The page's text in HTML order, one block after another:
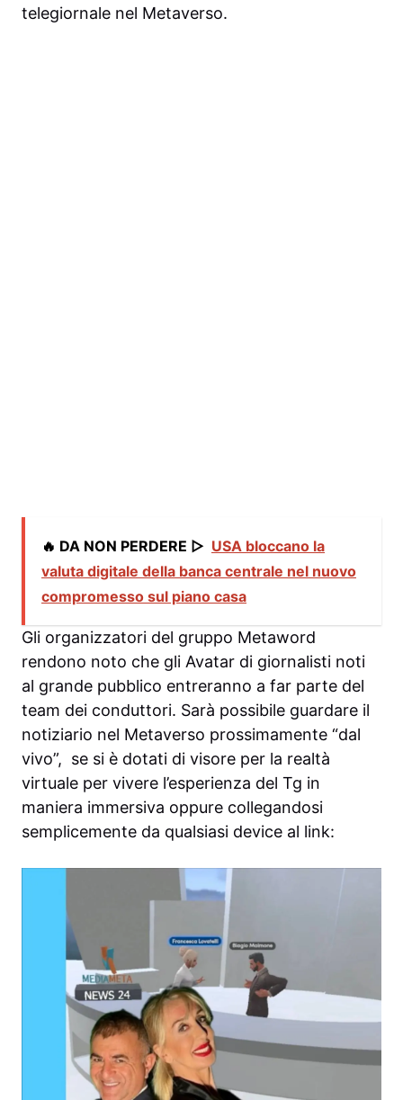
telegiornale nel Metaverso.
🔥 DA NON PERDERE ▷ USA bloccano la
valuta digitale della banca centrale nel nuovo
compromesso sul piano casa
Gli organizzatori del gruppo Metaword
rendono noto che gli Avatar di giornalisti noti
al grande pubblico entreranno a far parte del
team dei conduttori. Sarà possibile guardare il
notiziario nel Metaverso prossimamente “dal
vivo”, se si è dotati di visore per la realtà
virtuale per vivere l’esperienza del Tg in
maniera immersiva oppure collegandosi
semplicemente da qualsiasi device al link: